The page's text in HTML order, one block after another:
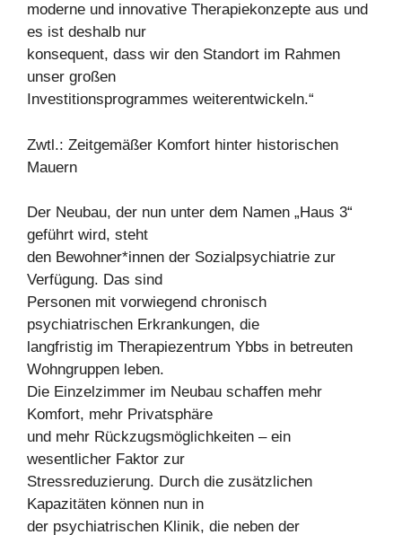
moderne und innovative Therapiekonzepte aus und
es ist deshalb nur
konsequent, dass wir den Standort im Rahmen
unser großen
Investitionsprogrammes weiterentwickeln.“
Zwtl.: Zeitgemäßer Komfort hinter historischen
Mauern
Der Neubau, der nun unter dem Namen „Haus 3“
geführt wird, steht
den Bewohner*innen der Sozialpsychiatrie zur
Verfügung. Das sind
Personen mit vorwiegend chronisch
psychiatrischen Erkrankungen, die
langfristig im Therapiezentrum Ybbs in betreuten
Wohngruppen leben.
Die Einzelzimmer im Neubau schaffen mehr
Komfort, mehr Privatsphäre
und mehr Rückzugsmöglichkeiten – ein
wesentlicher Faktor zur
Stressreduzierung. Durch die zusätzlichen
Kapazitäten können nun in
der psychiatrischen Klinik, die neben der